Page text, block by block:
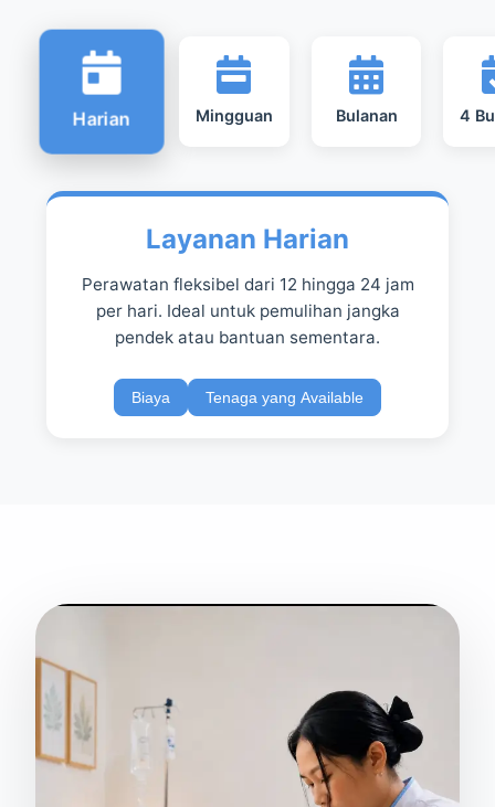
Harian Mingguan Bulanan 4
Layanan Harian
Perawatan fleksibel dari 12 hingga 24 jam
per hari. Ideal untuk pemulihan jangka
pendek atau bantuan sementara.
Biaya Tenaga yang Available